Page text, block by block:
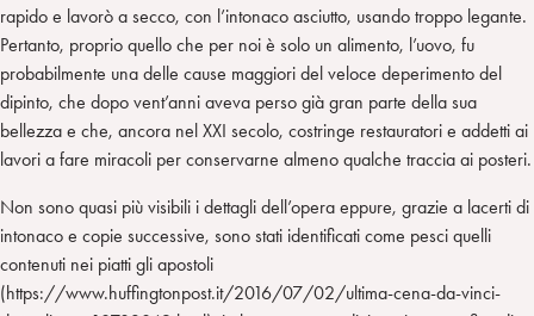
rapido e lavorò a secco, con l’intonaco asciutto, usando troppo legante.
Pertanto, proprio quello che per noi è solo un alimento, l’uovo, fu
probabilmente una delle cause maggiori del veloce deperimento del
dipinto, che dopo vent’anni aveva perso già gran parte della sua
bellezza e che, ancora nel XXI secolo, costringe restauratori e addetti ai
lavori a fare miracoli per conservarne almeno qualche traccia ai posteri.
Non sono quasi più visibili i dettagli dell’opera eppure, grazie a lacerti di
intonaco e copie successive, sono stati identificati come pesci quelli
contenuti nei piatti gli apostoli
(https://www.huffingtonpost.it/2016/07/02/ultima-cena-da-vinci-